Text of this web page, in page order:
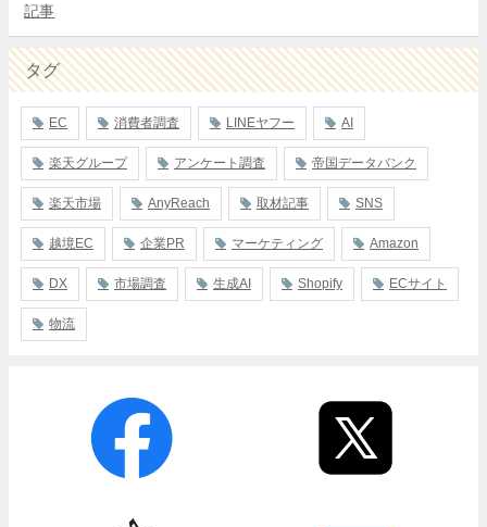
記事
タグ
EC 消費者調査 LINEヤフー AI
楽天グループ アンケート調査 帝国データバンク
楽天市場 AnyReach 取材記事 SNS
越境EC 企業PR マーケティング Amazon
DX 市場調査 生成AI Shopify ECサイト
物流